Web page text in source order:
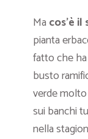
Ma cos’è
pianta
fatto che
busto
verde
sui banchi
nella